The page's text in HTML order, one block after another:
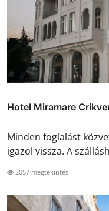
Hotel Miramare
Minden foglalást
igazol vissza. A
2057 megtekintés